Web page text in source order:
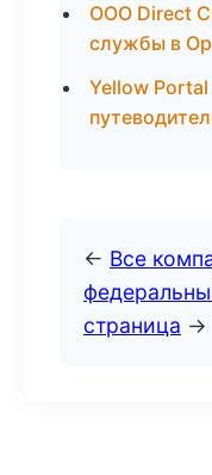
ООО Direct
службы в
Yellow
← Все
страница →